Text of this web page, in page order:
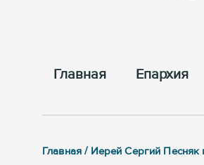
Главная Епархия
Главная / Иерей Сергий